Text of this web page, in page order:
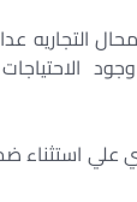
التجاريه
علي استثناء